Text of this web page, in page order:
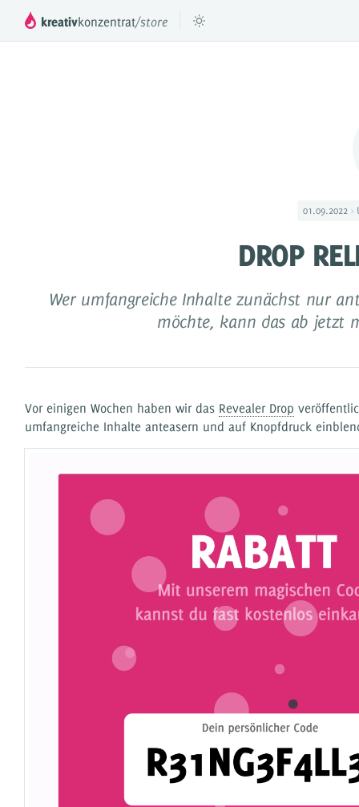
kreativkonzentrat/store
Referenzen
01.09.2022
DROP
Wer umfangreiche Inhalte zunächst nur
möchte, kann das ab jetzt
Vor einigen Wochen haben wir das Revealer Drop
umfangreiche Inhalte anteasern und auf Knopfdruck